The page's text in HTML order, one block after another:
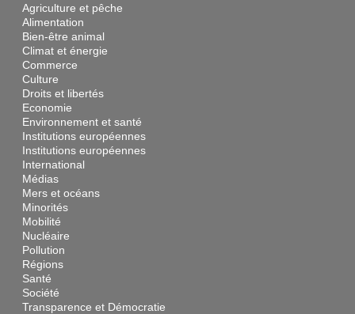
Agriculture et pêche
Alimentation
Bien-être animal
Climat et énergie
Commerce
Culture
Droits et libertés
Economie
Environnement et santé
Institutions européennes
Institutions européennes
International
Médias
Mers et océans
Minorités
Mobilité
Nucléaire
Pollution
Régions
Santé
Société
Transparence et Démocratie